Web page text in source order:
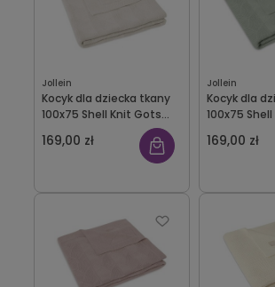
Jollein
Kocyk dla dziecka tkany
100x75 Shell Knit Gots
169,00 zł
Jollein
Kocyk dla
100x75
169,00 zł